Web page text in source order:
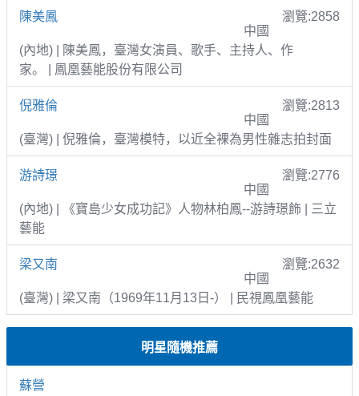
陳美鳳
瀏覽:2858
中國
(內地) | 陳美鳳，臺灣女演員、歌手、主持人、作
家。 | 鳳凰藝能股份有限公司
倪雅倫
瀏覽:2813
中國
(臺灣) | 倪雅倫，臺灣模特，以近全裸為男性雜志拍封面
游詩璟
瀏覽:2776
中國
(內地) | 《寶島少女成功記》人物林柏鳳--游詩璟飾 | 三立
藝能
梁又南
瀏覽:2632
中國
(臺灣) | 梁又南（1969年11月13日-） | 民視鳳凰藝能
明星隨機推薦
蘇營